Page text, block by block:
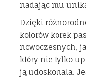
nadając mu
Dzięki
kolorów korek
nowoczesnych,
który nie tylko
ją udoskonala.